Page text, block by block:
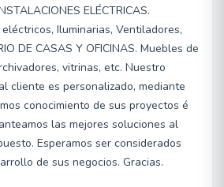
ELÉCTRICAS.
Iluminarias, Ventiladores,
DE CASAS Y OFICINAS. Muebles de
vitrinas, etc. Nuestro
cliente es personalizado, mediante
conocimiento de sus proyectos é
las mejores soluciones al
Esperamos ser considerados
de sus negocios. Gracias.